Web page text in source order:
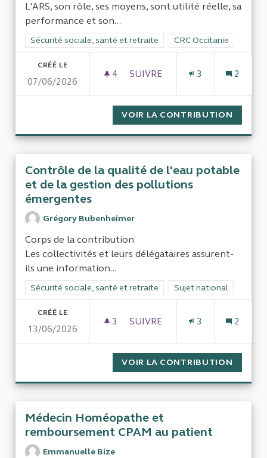
L'ARS, son rôle, ses moyens, sont utilité réelle, sa
performance et son...
Filtrer les résultats de la catégorie : Sécurité sociale, santé
Sécurité sociale, santé et retraite Filtrer les résultats pour
CRC Occitanie
CRÉÉ LE
07/06/2026
4 4 ABONNÉS
SUIVRE
3 2
VOIR LA CONTRIBUTION
Contrôle de la qualité de l'eau potable
et de la gestion des pollutions
émergentes
Grégory Bubenheimer
Corps de la contribution
Les collectivités et leurs délégataires assurent-
ils une information...
Filtrer les résultats de la catégorie : Sécurité sociale, santé
Sécurité sociale, santé et retraite Filtrer les résultats
Sujet national
CRÉÉ LE
13/06/2026
3 3 ABONNÉS
SUIVRE
3 2
VOIR LA CONTRIBUTION
Médecin Homéopathe et
remboursement CPAM au patient
Emmanuelle Bize